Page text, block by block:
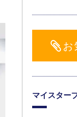
お
マイスター